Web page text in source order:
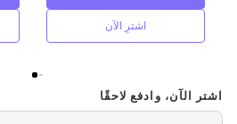
اشترِ الآن
اشتر الآن، وادفع لاحقًا